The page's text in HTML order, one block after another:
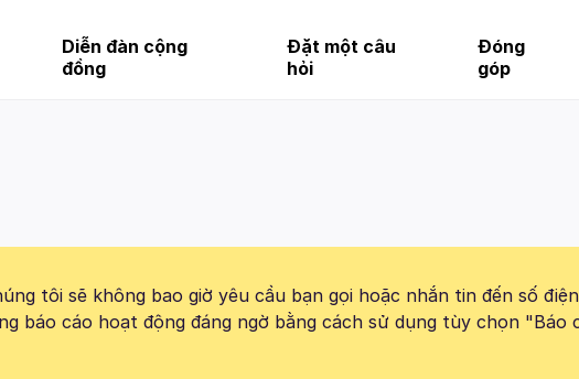
Diễn đàn cộng
đồng
Đặt một câu
hỏi
Đóng
góp
tôi sẽ không bao giờ yêu cầu bạn gọi hoặc nhắn tin đến số
báo cáo hoạt động đáng ngờ bằng cách sử dụng tùy chọn "Báo